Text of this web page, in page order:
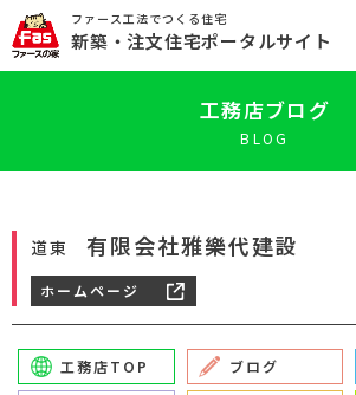
ファース工法でつくる住宅
新築 ・注文住宅ポータルサイト
工務店ブログ
BLOG
道東 有限会社雅樂代建設
ホームページ
工務店TOP ブログ